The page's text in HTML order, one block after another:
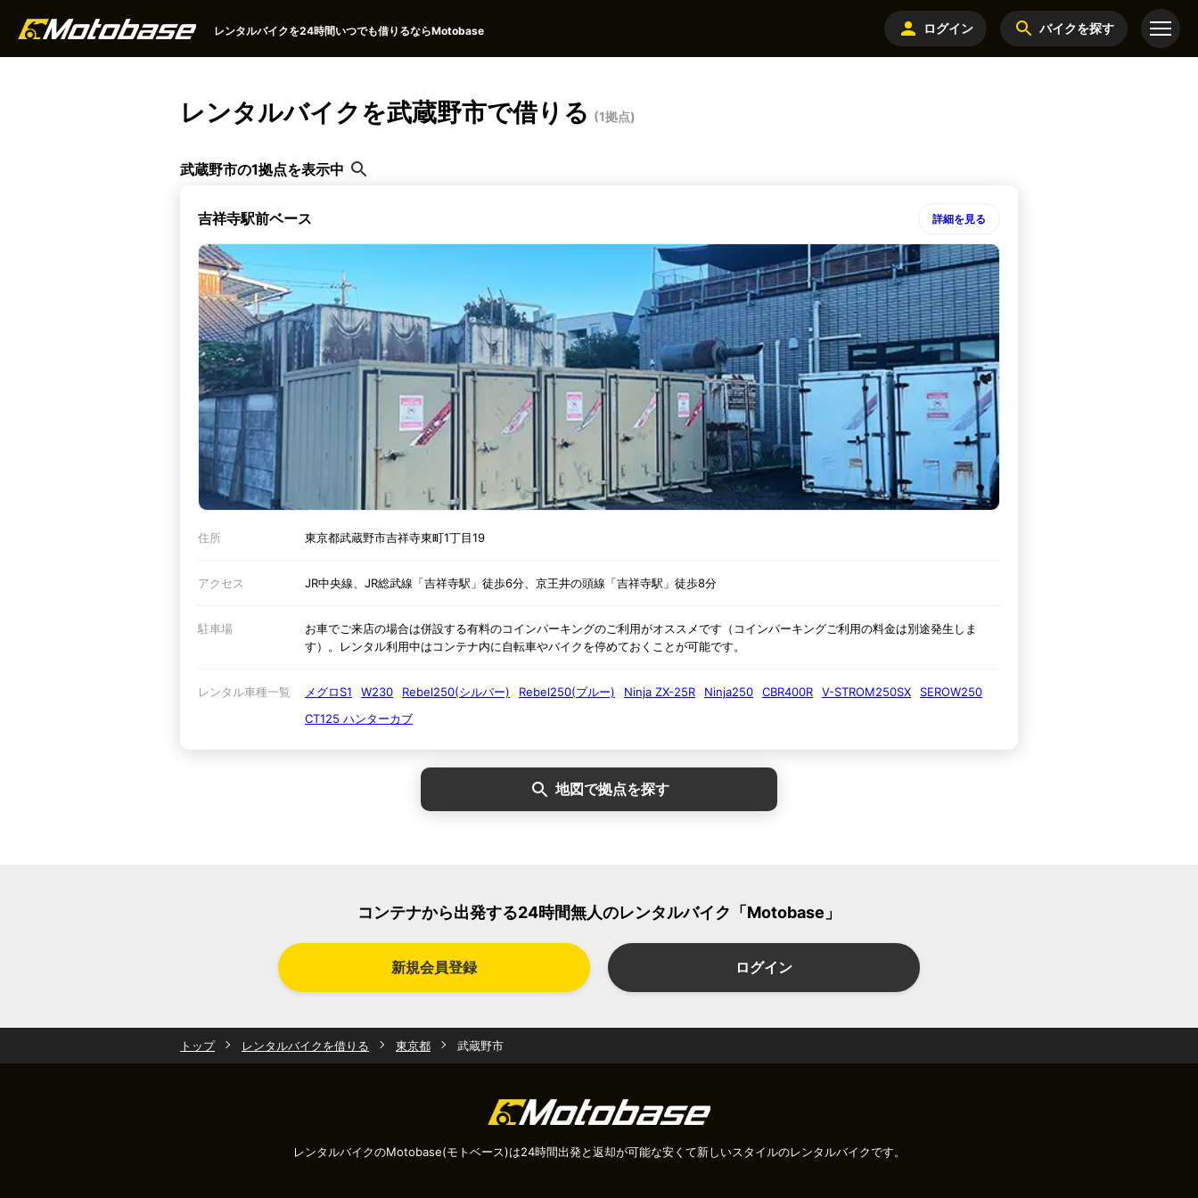
レンタルバイクを24時間いつでも借りるならMotobase ログイン バイクを探す
レンタルバイクを武蔵野市で借りる (1拠点)
武蔵野市の1拠点を表示中
吉祥寺駅前ベース 詳細を見る
住所 東京都武蔵野市吉祥寺東町1丁目19
アクセス JR中央線、JR総武線「吉祥寺駅」徒歩6分、京王井の頭線「吉祥寺駅」徒歩8分
駐車場
お車でご来店の場合は併設する有料のコインパーキングのご利用がオススメです（コインパーキングご利用の料金は別途発生しま
す）。レンタル利用中はコンテナ内に自転車やバイクを停めておくことが可能です。
レンタル車種一覧 メグロS1 W230 Rebel250(シルバー) Rebel250(ブルー) Ninja ZX-25R Ninja250 CBR400R V-STROM250SX
SEROW250
CT125 ハンターカブ
地図で拠点を探す
コンテナから出発する24時間無人のレンタルバイク「Motobase」
新規会員登録 ログイン
トップ レンタルバイクを借りる 東京都 武蔵野市
レンタルバイクのMotobase(モトベース)は24時間出発と返却が可能な安くて新しいスタイルのレンタルバイクです。